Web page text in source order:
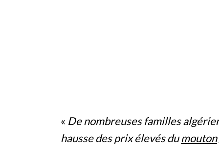
« De nombreuses familles
hausse des prix élevés dumouton